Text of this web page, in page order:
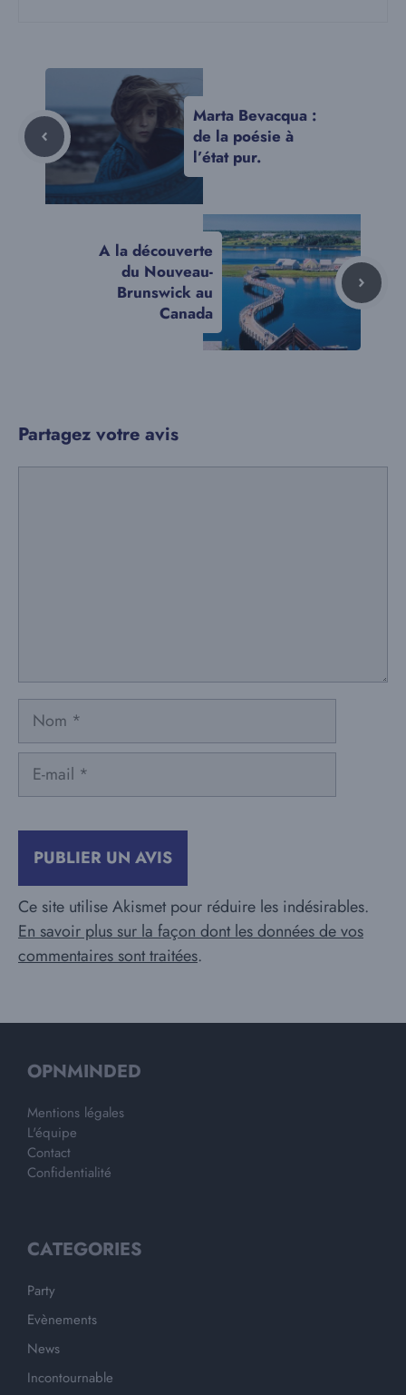
Marta Bevacqua :
de la poésie à
l’état pur.
A la découverte
du Nouveau-
Brunswick au
Canada
Partagez votre avis
Nom
Ce site utilise Akismet pour réduire les indésirables.
En savoir plus sur la façon dont les données de vos
commentaires sont traitées.
OPNMINDED
Mentions légales
L'équipe
Contact
Confidentialité
CATEGORIES
Party
Evènements
News
Incontournable